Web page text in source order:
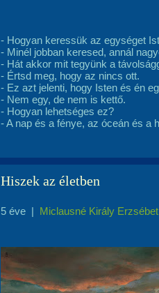
- Hogyan keressük az egységet
- Minél jobban keresed, annál
- Hát akkor mit tegyünk a
- Értsd meg, hogy az nincs ott.
- Ez azt jelenti, hogy Isten és én
- Nem egy, de nem is kettő.
- Hogyan lehetséges ez?
- A nap és a fénye, az óceán és a
Hiszek az életben
5 éve | Miclausné Király Erzsébet